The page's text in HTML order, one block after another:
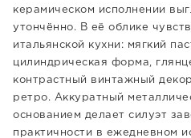
керамическом исполнении
утончённо. В её облике
итальянской кухни: мягкий
цилиндрическая форма,
контрастный винтажный
ретро. Аккуратный
основанием делает силуэт
практичности в ежедневном